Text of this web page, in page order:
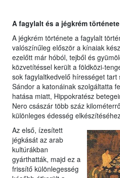
A fagylalt és a jégkrém története
A jégkrém története a fagylalt
valószínűleg először a kínaiak
ezelőtt már hóból, tejből és
közvetítéssel került a földközi-
sok fagylaltkedvelő hírességet
Sándor a katonáinak szolgáltatta
hatása miatt, Hippokratész
Nero császár több száz
különleges édesség
Az első, ízesített
jégkását az arab
kultúrákban
gyárthatták, majd ez a
frissítő különlegesség